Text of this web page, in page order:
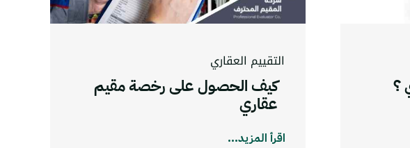
؟
التقييم العقاري
كيف الحصول على رخصة مقيم
عقاري
اقرأ المزيد...